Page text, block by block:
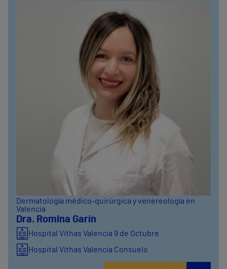
Dermatología médico-quirúrgica y venereología en
Valencia
Dra. Romina Garín
Hospital Vithas Valencia 9 de Octubre
Hospital Vithas Valencia Consuelo